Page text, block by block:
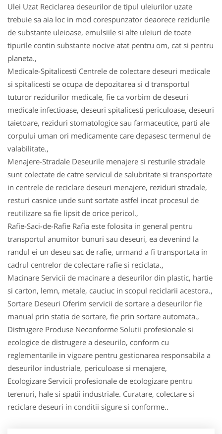
Ulei Uzat Reciclarea deseurilor de tipul uleiurilor uzate
trebuie sa aia loc in mod corespunzator deaorece rezidurile
de substante uleioase, emulsiile si alte uleiuri de toate
tipurile contin substante nocive atat pentru om, cat si pentru
planeta.,
Medicale-Spitalicesti Centrele de colectare deseuri medicale
si spitalicesti se ocupa de depozitarea si d transportul
tuturor rezidurilor medicale, fie ca vorbim de deseuri
medicale infectioase, deseuri spitalicesti periculoase, deseuri
taietoare, reziduri stomatologice sau farmaceutice, parti ale
corpului uman ori medicamente care depasesc termenul de
valabilitate.,
Menajere-Stradale Deseurile menajere si resturile stradale
sunt colectate de catre servicul de salubritate si transportate
in centrele de reciclare deseuri menajere, reziduri stradale,
resturi casnice unde sunt sortate astfel incat procesul de
reutilizare sa fie lipsit de orice pericol.,
Rafie-Saci-de-Rafie Rafia este folosita in general pentru
transportul anumitor bunuri sau deseuri, ea devenind la
randul ei un deseu sac de rafie, urmand a fi transportata in
cadrul centrelor de colectare rafie si reciclata.,
Macinare Servicii de macinare a deseurilor din plastic, hartie
si carton, lemn, metale, cauciuc in scopul reciclarii acestora.,
Sortare Deseuri Oferim servicii de sortare a deseurilor fie
manual prin statia de sortare, fie prin sortare automata.,
Distrugere Produse Neconforme Solutii profesionale si
ecologice de distrugere a deseurilo, conform cu
reglementarile in vigoare pentru gestionarea responsabila a
deseurilor industriale, periculoase si menajere,
Ecologizare Servicii profesionale de ecologizare pentru
terenuri, hale si spatii industriale. Curatare, colectare si
reciclare deseuri in conditii sigure si conforme..